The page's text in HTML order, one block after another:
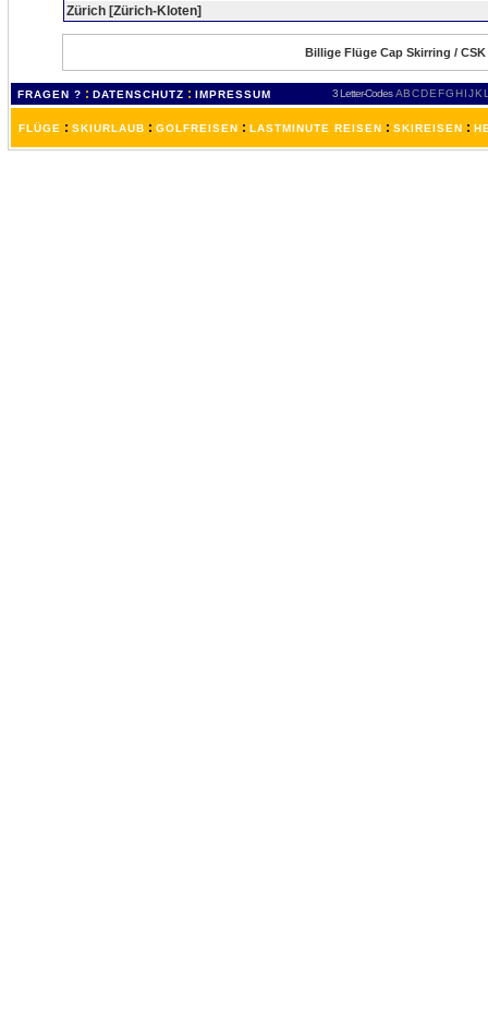
Zürich [Zürich-Kloten]
Billige Flüge Cap Skirring /
FRAGEN ? : DATENSCHUTZ : IMPRESSUM 3 Letter-Codes ABCDEFGH IJKL
FLÜGE : SKIURLAUB : GOLFREISEN : LASTMINUTE REISEN : SKIREISEN :